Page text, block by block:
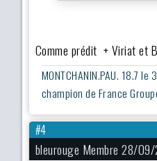
Comme prédit + Viriat et
MONTCHANIN.PAU. 18.7 le
champion de France
#4
bleurouge Membre 28/09/